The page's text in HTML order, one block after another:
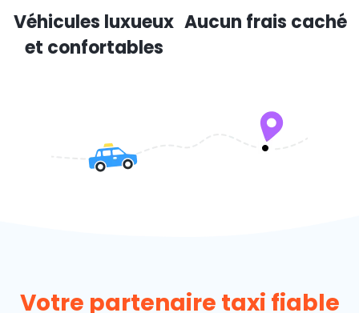
Véhicules luxueux
et confortables
Aucun frais caché
Votre partenaire taxi fiable